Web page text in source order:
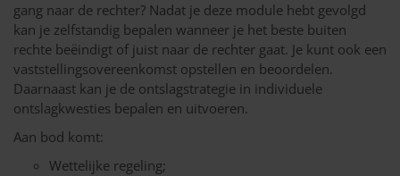
gang naar de rechter? Nadat je deze module hebt gevolgd
kan je zelfstandig bepalen wanneer je het beste buiten
rechte beëindigt of juist naar de rechter gaat. Je kunt ook een
vaststellingsovereenkomst opstellen en beoordelen.
Daarnaast kan je de ontslagstrategie in individuele
ontslagkwesties bepalen en uitvoeren.
Aan bod komt:
Wettelijke regeling;